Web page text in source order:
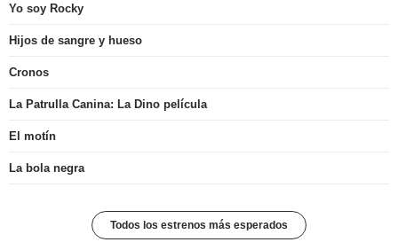
Yo soy Rocky
Hijos de sangre y hueso
Cronos
La Patrulla Canina: La Dino película
El motín
La bola negra
Todos los estrenos más esperados